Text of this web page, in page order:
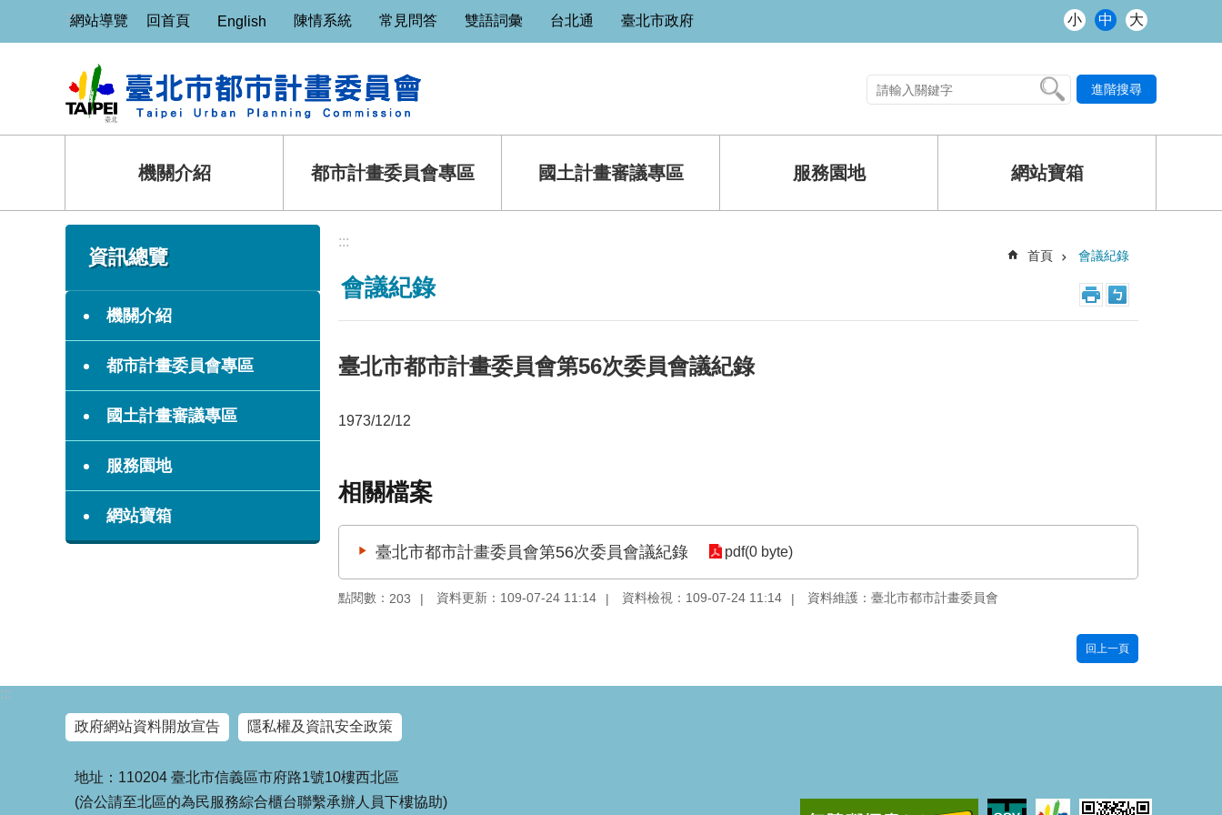
跳到主要內容區塊
:::網站導覽 回首頁 English 陳情系統 常見問答 雙語詞彙 台北通 臺北市政府 小 中 大
進階搜尋
機關介紹 都市計畫委員會專區 國土計畫審議專區 服務園地 網站寶箱
:::
資訊總覽
機關介紹
都市計畫委員會專區
國土計畫審議專區
服務園地
網站寶箱
:::
首頁 會議紀錄
會議紀錄
臺北市都市計畫委員會第56次委員會議紀錄
1973/12/12
相關檔案
臺北市都市計畫委員會第56次委員會議紀錄 pdf(0 byte)
點閱數： 203 資料更新：109-07-24 11:14 資料檢視：109-07-24 11:14 資料維護：臺北市都市計畫委員會
回上一頁
:::
政府網站資料開放宣告 隱私權及資訊安全政策
地址：110204 臺北市信義區市府路1號10樓西北區
(洽公請至北區的為民服務綜合櫃台聯繫承辦人員下樓協助)